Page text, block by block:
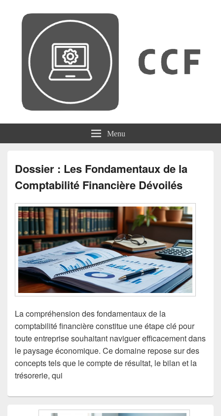
CCF Menu
Dossier : Les Fondamentaux de la
Comptabilité Financière Dévoilés
La compréhension des fondamentaux de la
comptabilité financière constitue une étape clé pour
toute entreprise souhaitant naviguer efficacement dans
le paysage économique. Ce domaine repose sur des
concepts tels que le compte de résultat, le bilan et la
trésorerie, qui